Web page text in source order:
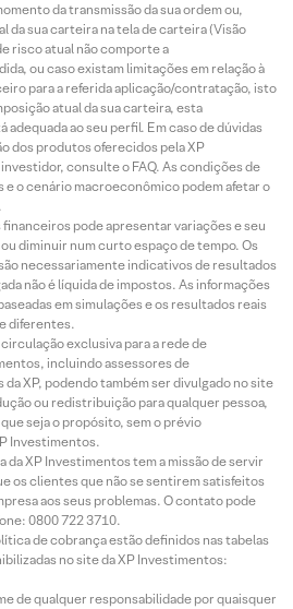
da transmissão da sua ordem ou,
da sua carteira na tela de carteira (Visão
risco atual não comporte a
ou caso existam limitações em relação à
para a referida aplicação/contratação, isto
atual da sua carteira, esta
ao seu perfil. Em caso de dúvidas
dos produtos oferecidos pela XP
consulte o FAQ. As condições de
e o cenário macroeconômico podem afetar o
pode apresentar variações e seu
diminuir num curto espaço de tempo. Os
necessariamente indicativos de resultados
não é líquida de impostos. As informações
em simulações e os resultados reais
diferentes.
exclusiva para a rede de
incluindo assessores de
XP, podendo também ser divulgado no site
ou redistribuição para qualquer pessoa,
seja o propósito, sem o prévio
Investimentos.
da XP Investimentos tem a missão de servir
os clientes que não se sentirem satisfeitos
aos seus problemas. O contato pode
0800 722 3710.
de cobrança estão definidos nas tabelas
no site da XP Investimentos:
de qualquer responsabilidade por quaisquer